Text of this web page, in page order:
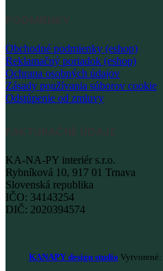
PODMIENKY
Obchodné podmienky (eshop)
Reklamačný poriadok (eshop)
Ochrana osobných údajov
Zásady používania súborov cookie
Odstúpenie od zmluvy
FAKTURAČNÉ ÚDAJE
KA-NA-PY interiér s.r.o.
Rybníková 10, 917 01 Trnava
Slovenská republika
IČO: 34143254
DIČ: 2020394574
KANAPY design studio Vytvorené: